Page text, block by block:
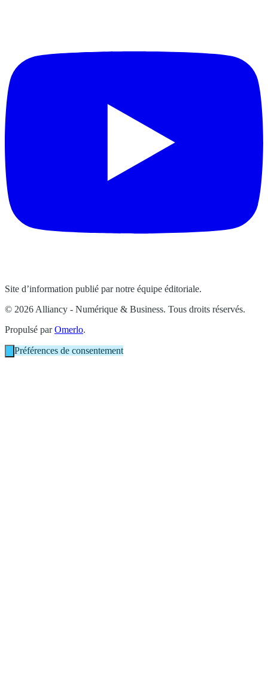
Site d’information publié par notre équipe éditoriale.
© 2026 Alliancy - Numérique & Business. Tous droits réservés.
Propulsé parOmerlo.
Préférences de consentement